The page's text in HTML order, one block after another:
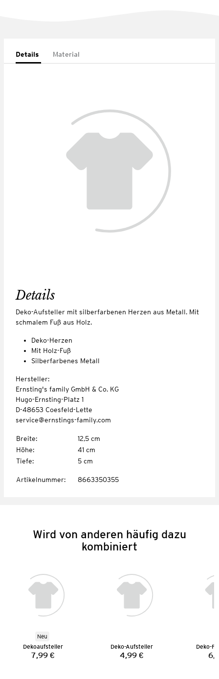
Details Material
Details
Deko-Aufsteller mit silberfarbenen Herzen aus Metall. Mit
schmalem Fuß aus Holz.
Deko-Herzen
Mit Holz-Fuß
Silberfarbenes Metall
Hersteller:
Ernsting's family GmbH & Co. KG
Hugo-Ernsting-Platz 1
D-48653 Coesfeld-Lette
service@ernstings-family.com
Breite:
12,5 cm
Höhe:
41 cm
Tiefe: 5 cm
Artikelnummer: 8663350355
Wird von anderen häufig dazu
kombiniert
Neu
Dekoaufsteller
Preis:
7,99 €
Deko-Aufsteller
Preis:
4,99 €
Deko-